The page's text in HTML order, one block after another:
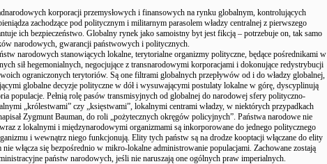
korporacji przemysłowych i finansowych na rynku globalnym, kontrolujących
zachodzące pod politycznym i militarnym parasolem władzy centralnej z pierwszego
ich bezpieczeństwo. Globalny rynek jako samoistny byt jest fikcją – potrzebuje o­n, tak samo
narodowych, gwarancji państwowych i politycznych.
narodowych stanowiących lokalne, terytorialne organizmy polityczne, będące pośrednikami w
sił hegemonialnych, negocjujące z transnarodowymi korporacjami i dokonujące redystrybucji
ograniczonych terytoriów. Są o­ne filtrami globalnych przepływów od i do władzy globalnej,
globalne decyzje polityczne w dół i wysuwającymi postulaty lokalne w górę, dyscyplinują
populacje. Pełnią rolę pasów transmisyjnych od globalnej do narodowej sfery polityczno-
„królestwami” czy „księstwami”, lokalnymi centrami władzy, w niektórych przypadkach
Zygmunt Bauman, do roli „pożytecznych okręgów policyjnych”. Państwa narodowe nie
z lokalnymi i międzynarodowymi organizmami są inkorporowane do jednego politycznego
i wewnątrz niego funkcjonują. Elity tych państw są na drodze kooptacji włączane do elity
włącza się bezpośrednio w mikro-lokalne administrowanie populacjami. Zachowane zostają
państw narodowych, jeśli nie naruszają o­ne ogólnych praw imperialnych.